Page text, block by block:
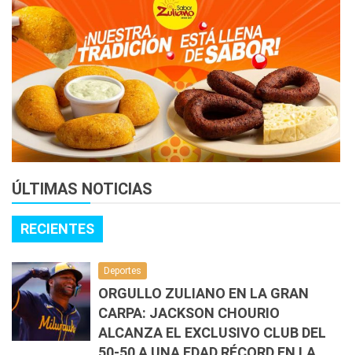
ÚLTIMAS NOTICIAS
RECIENTES
Deportes
ORGULLO ZULIANO EN LA GRAN
CARPA: JACKSON CHOURIO
ALCANZA EL EXCLUSIVO CLUB DEL